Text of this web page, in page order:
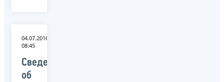
04.07.2016
08:45
Сведения
об